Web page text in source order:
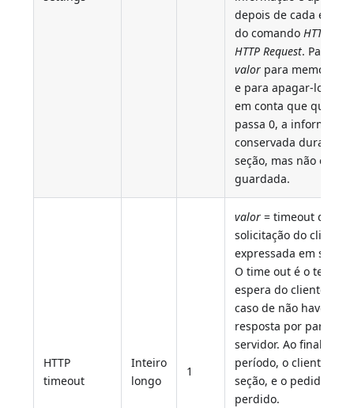
depois de cada
do comandoHTTP Get
HTTP Request. Passe 0
valor para
e para apagar-los.
em conta que quando
passa 0, a informação
conservada durante a
seção, mas não é
guardada.
HTTP
timeout
Inteiro
longo
1
valor = timeout da
solicitação do cliente,
expressada em
O time out é o tempo
espera do cliente
caso de não haver
resposta por parte do
servidor. Ao final
período, o cliente
seção, e o pedido é
perdido.